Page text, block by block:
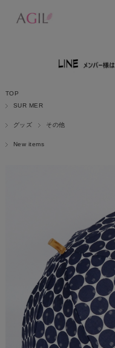
TOP
SUR MER
グッズ その他
New items